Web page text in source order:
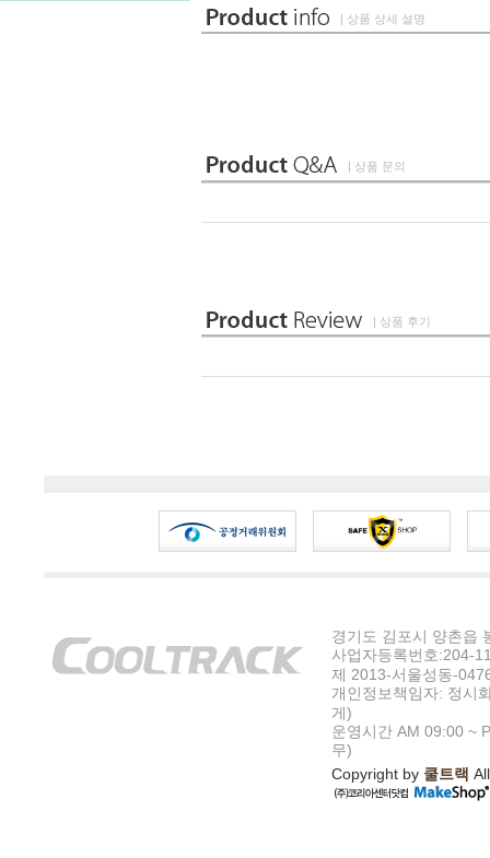
| 상품 상세 설명
| 상품 문의
| 상품 후기
경기도 김포시 양촌읍
사업자등록번호:204-
제 2013-서울성동-
개인정보책임자: 정시
게)
운영시간 AM 09:00 ~
무)
Copyright by 쿨트랙